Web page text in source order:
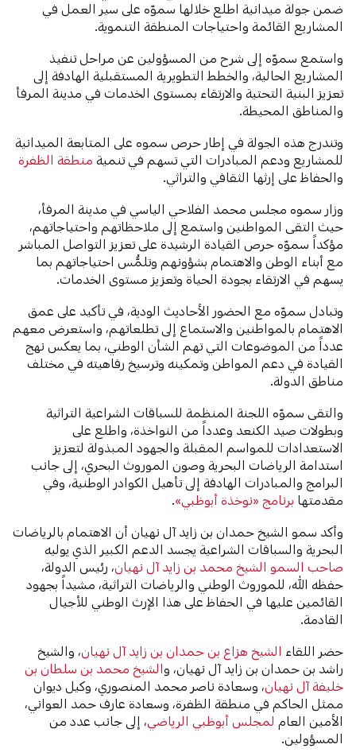
ضمن جولة ميدانية اطلع خلالها سموّه على سير العمل في
المشاريع القائمة واحتياجات المنطقة التنموية.
واستمع سموّه إلى شرح من المسؤولين عن مراحل تنفيذ
المشاريع الحالية، والخطط التطويرية المستقبلية الهادفة إلى
تعزيز البنية التحتية والارتقاء بمستوى الخدمات في مدينة المرفأ
والمناطق المحيطة.
وتندرج هذه الجولة في إطار حرص سموه على المتابعة الميدانية
للمشاريع ودعم المبادرات التي تسهم في تنمية منطقة الظفرة
والحفاظ على إرثها الثقافي والتراثي.
وزار سموه مجلس محمد الفلاحي الياسي في مدينة المرفأ،
حيث التقى المواطنين واستمع إلى ملاحظاتهم واحتياجاتهم،
مؤكداً سموّه حرص القيادة الرشيدة على تعزيز التواصل المباشر
مع أبناء الوطن والاهتمام بشؤونهم وتلمُّس احتياجاتهم بما
يسهم في الارتقاء بجودة الحياة وتعزيز مستوى الخدمات.
وتبادل سموّه مع الحضور الأحاديث الودية، في تأكيد على عمق
الاهتمام بالمواطنين والاستماع إلى تطلعاتهم، واستعرض معهم
عدداً من الموضوعات التي تهم الشأن الوطني، بما يعكس نهج
القيادة في دعم المواطن وتمكينه وترسيخ رفاهيته في مختلف
مناطق الدولة.
والتقى سموّه اللجنة المنظمة للسباقات الشراعية التراثية
وبطولات صيد الكنعد وعدداً من النواخذة، واطلع على
الاستعدادات للمواسم المقبلة والجهود المبذولة لتعزيز
استدامة الرياضات البحرية وصون الموروث البحري، إلى جانب
البرامج والمبادرات الهادفة إلى تأهيل الكوادر الوطنية، وفي
مقدمتها برنامج «نوخذة أبوظبي».
وأكد سمو الشيخ حمدان بن زايد آل نهيان أن الاهتمام بالرياضات
البحرية والسباقات الشراعية يجسد الدعم الكبير الذي يوليه
صاحب السمو الشيخ محمد بن زايد آل نهيان، رئيس الدولة،
حفظه الله، للموروث الوطني والرياضات التراثية، مشيداً بجهود
القائمين عليها في الحفاظ على هذا الإرث الوطني للأجيال
القادمة.
حضر اللقاء الشيخ هزاع بن حمدان بن زايد آل نهيان، والشيخ
راشد بن حمدان بن زايد آل نهيان، والشيخ محمد بن سلطان بن
خليفة آل نهيان، وسعادة ناصر محمد المنصوري، وكيل ديوان
ممثل الحاكم في منطقة الظفرة، وسعادة عارف حمد العواني،
الأمين العام لمجلس أبوظبي الرياضي، إلى جانب عدد من
المسؤولين.